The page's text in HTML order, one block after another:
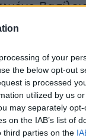
of your
the below opt-out
is processed
utilized by us
may separately
on the IAB’s list of
third parties on the
σε
Οι
441
κέρδισαν